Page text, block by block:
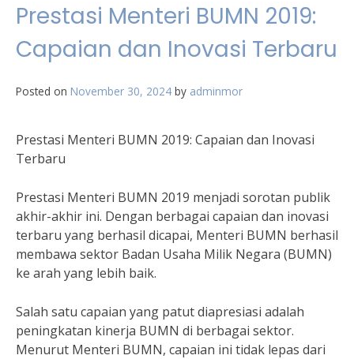
Prestasi Menteri BUMN 2019:
Capaian dan Inovasi Terbaru
Posted on November 30, 2024 by adminmor
Prestasi Menteri BUMN 2019: Capaian dan Inovasi
Terbaru
Prestasi Menteri BUMN 2019 menjadi sorotan publik
akhir-akhir ini. Dengan berbagai capaian dan inovasi
terbaru yang berhasil dicapai, Menteri BUMN berhasil
membawa sektor Badan Usaha Milik Negara (BUMN)
ke arah yang lebih baik.
Salah satu capaian yang patut diapresiasi adalah
peningkatan kinerja BUMN di berbagai sektor.
Menurut Menteri BUMN, capaian ini tidak lepas dari